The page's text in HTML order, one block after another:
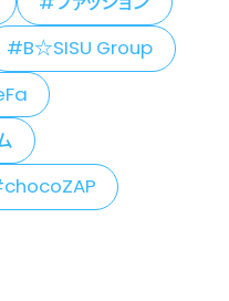
B☆SISU Group
chocoZAP